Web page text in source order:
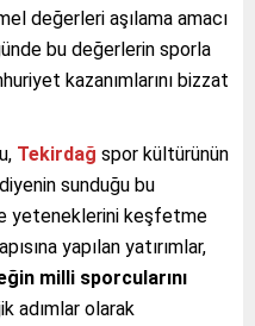
değerleri aşılama amacı
bu değerlerin sporla
kazanımlarını bizzat
Tekirdağ spor kültürünün
sunduğu bu
yeteneklerini keşfetme
yapılan yatırımlar,
milli sporcularını
adımlar olarak